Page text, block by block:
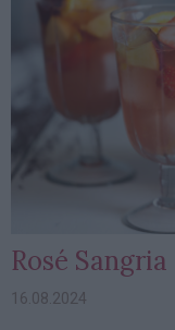
Rosé Sangria
16.08.2024